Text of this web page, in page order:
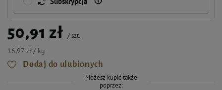
50,91 zł /szt.
16,97 zł / kg
Dodaj do ulubionych
Możesz kupić także
poprzez: